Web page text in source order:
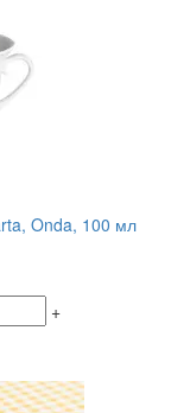
Onda, 100 мл
+